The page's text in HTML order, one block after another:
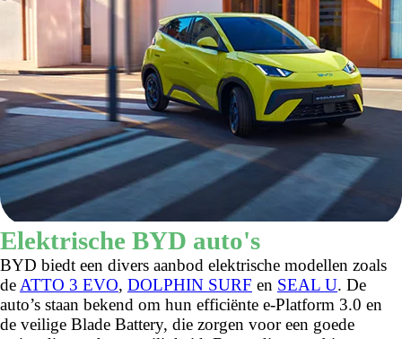
Elektrische BYD auto's
BYD biedt een divers aanbod elektrische modellen zoals
de ATTO 3 EVO, DOLPHIN SURF en SEAL U. De
auto’s staan bekend om hun efficiënte e-Platform 3.0 en
de veilige Blade Battery, die zorgen voor een goede